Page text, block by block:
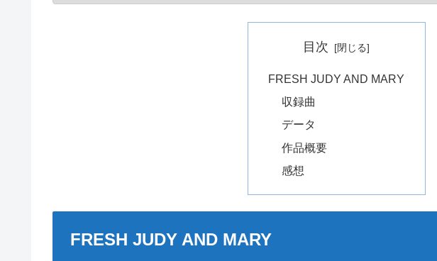
目次
FRESH JUDY AND MARY
収録曲
データ
作品概要
感想
FRESH JUDY AND MARY